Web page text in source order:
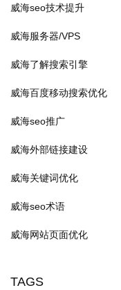
威海seo技术提升
威海服务器/VPS
威海了解搜索引擎
威海百度移动搜索优化
威海seo推广
威海外部链接建设
威海关键词优化
威海seo术语
威海网站页面优化
TAGS